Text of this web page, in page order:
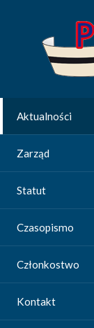
Aktualności
Zarząd
Statut
Czasopismo
Członkostwo
Kontakt